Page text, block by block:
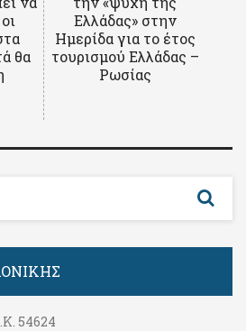
θα
Ελλάδας» στην
Ημερίδα για το έτος
τουρισμού Ελλάδας –
Ρωσίας
54624